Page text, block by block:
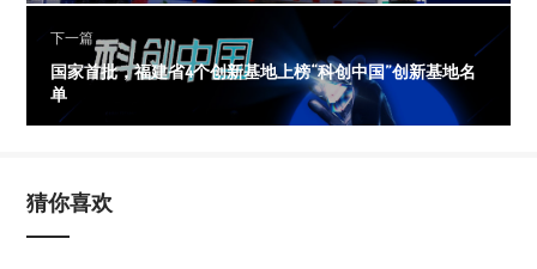
下一篇
国家首批，福建省4个创新基地上榜“科创中国”创新基地名
单
猜你喜欢